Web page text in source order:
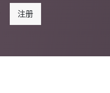
注册